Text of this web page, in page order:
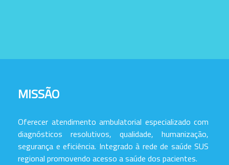
MISSÃO
Oferecer atendimento ambulatorial especializado com
diagnósticos resolutivos, qualidade, humanização,
segurança e eficiência. Integrado à rede de saúde SUS
regional promovendo acesso a saúde dos pacientes.